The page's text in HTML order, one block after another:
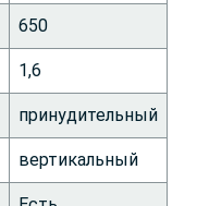
650
1,6
принудительный
вертикальный